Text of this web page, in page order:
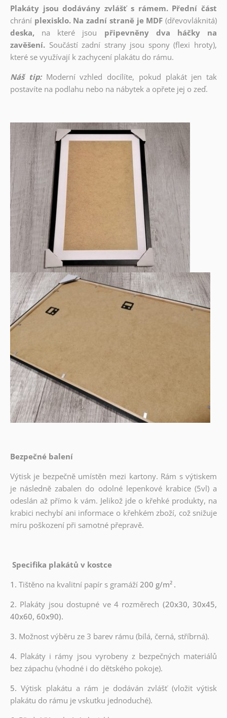
Plakáty jsou dodávány zvlášť s rámem. Přední část
chrání plexisklo. Na zadní straně je MDF (dřevovláknitá)
deska,
na které jsou
připevněny dva háčky na
zavěšení. Součástí zadní strany jsou spony (flexi hroty),
které se využívají k zachycení plakátu do rámu.
Náš tip: Moderní vzhled docílíte, pokud plakát jen tak
postavíte na podlahu nebo na nábytek a opřete jej o zeď.
Bezpečné balení
Výtisk je bezpečně umístěn mezi kartony. Rám s výtiskem
je následně zabalen do odolné lepenkové krabice (5vl) a
odeslán až přímo k vám. Jelikož jde o křehké produkty, na
krabici nechybí ani informace o křehkém zboží, což snižuje
míru poškození při samotné přepravě.
Specifika plakátů v kostce
1. Tištěno na kvalitní papír s gramáží200 g/m² .
2. Plakáty jsou dostupné ve 4 rozměrech (20x30, 30x45,
40x60, 60x90).
3. Možnost výběru ze 3 barev rámu (bílá, černá, stříbrná).
4. Plakáty i rámy jsou vyrobeny z bezpečných materiálů
bez zápachu (vhodné i do dětského pokoje).
5.Výtisk plakátu a rám je dodáván zvlášť (vložit výtisk
plakátu do rámu je vskutku jednoduché).